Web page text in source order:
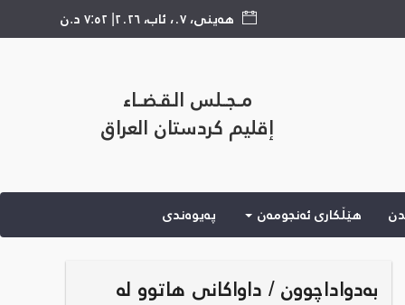
هەینی، ٠٧، ئاب، ٢٠٢٦ ٧:٥٢ د.ن
مــجــلس الـقـضــاء
إقليم كردستان العراق
هێڵكاری ئه‌نجومه‌ن پەیوەندی
بەدواداچوون / داواکانی هاتوو لە